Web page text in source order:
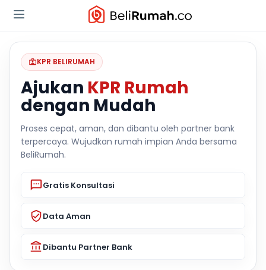
KPR BELIRUMAH
Ajukan KPR Rumah
dengan Mudah
Proses cepat, aman, dan dibantu oleh partner bank
terpercaya. Wujudkan rumah impian Anda bersama
BeliRumah.
Gratis Konsultasi
Data Aman
Dibantu Partner Bank